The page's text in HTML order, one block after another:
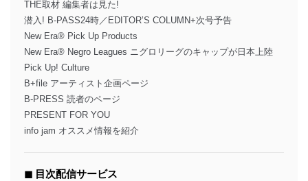
THE取材 編集者は見た!
潜入! B-PASS24時／EDITOR’S COLUMN+次号予告
New Era® Pick Up Products
New Era® Negro Leagues ニグロリーグのキャップが日本上陸
Pick Up! Culture
B+file アーティスト企画ページ
B-PRESS 読者のページ
PRESENT FOR YOU
info jam オススメ情報を紹介
◼︎ 目次配信サービス